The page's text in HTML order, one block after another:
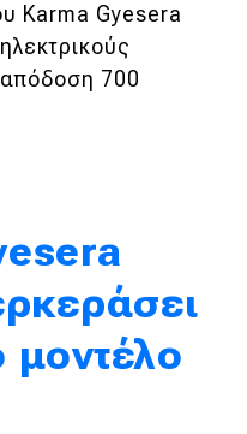
Karma Gyesera
απόδοση 700